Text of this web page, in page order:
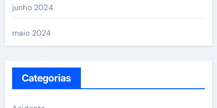
junho 2024
maio 2024
Categorias